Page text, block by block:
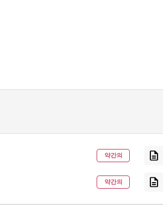
약간의
약간의